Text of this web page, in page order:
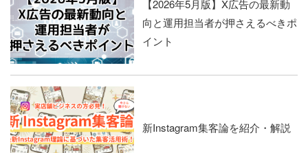
【2026年5月版】X広告の最新動
向と運用担当者が押さえるべきポ
イント
新Instagram集客論を紹介・解説